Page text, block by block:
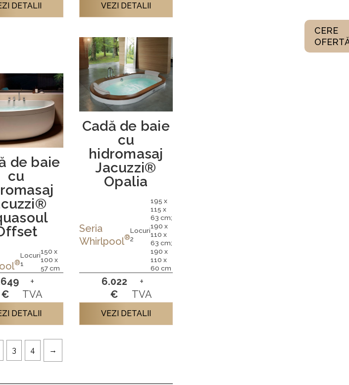
DETALII VEZI DETALII
de baie
cu
®
Locuri
1
150 x
100 x
57 cm
€
+
TVA
DETALII
Cadă de baie
cu
hidromasaj
Jacuzzi®
Opalia
Seria
Whirlpool®
Locuri
2
195 x
115 x
63 cm;
190 x
110 x
63 cm;
190 x
110 x
60 cm
6.022
€
+
TVA
VEZI DETALII
3 4
CERE